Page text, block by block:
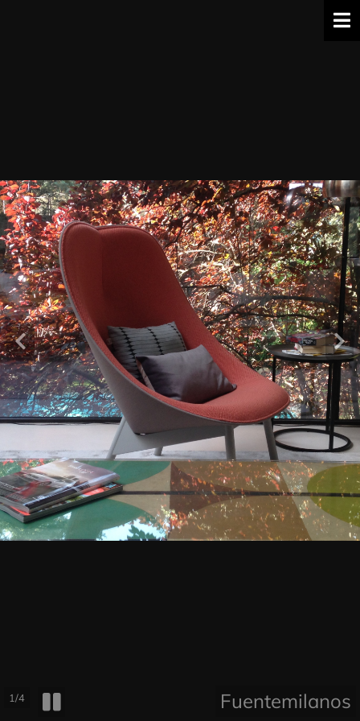
Fuentemilanos
1/4